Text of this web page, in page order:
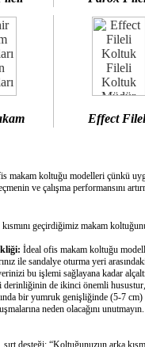
Effect
makam koltuğu modelleri çünkü
ve çalışma performansını
kısmını geçirdiğimiz makam
İdeal ofis makam koltuğu
ile sandalye oturma yeri
bu işlemi sağlayana kadar
de ikinci önemli husustur,
bir yumruk genişliğinde (5-7 cm)
neden olacağını
sırt desteği: “Koltuğunuzun arka